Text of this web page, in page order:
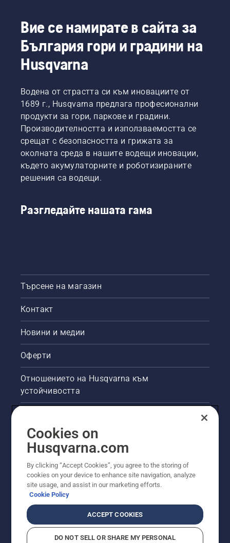
Вие се намирате в сайта за
България гори и градини на
Husqvarna
Водена от страстта си към иновациите от
1689 г., Husqvarna предлага професионални
продукти за гори, паркове и градини.
Производителността и използваемостта се
срещат с безопасността и грижата за
околната среда в нашите водещи иновации,
където акумулаторните и роботизираните
решения са водещи.
Разгледайте нашата гама
Търсене на магазин
Контакт
Новини и медии
Оферти
Отношението на Husqvarna към
устойчивостта
Други сайтове на Husqvarna
Cookies on
Husqvarna.com
By clicking “Accept Cookies”, you agree to the storing of
cookies on your device to enhance site navigation, analyze
site usage, and assist in our marketing efforts.
Cookie Policy
ACCEPT COOKIES
DO NOT SELL OR SHARE MY PERSONAL